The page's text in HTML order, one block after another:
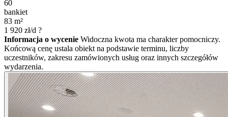
60
bankiet
83 m²
1 920 zł/d ?
Informacja o wycenie Widoczna kwota ma charakter pomocniczy.
Końcową cenę ustala obiekt na podstawie terminu, liczby
uczestników, zakresu zamówionych usług oraz innych szczegółów
wydarzenia.